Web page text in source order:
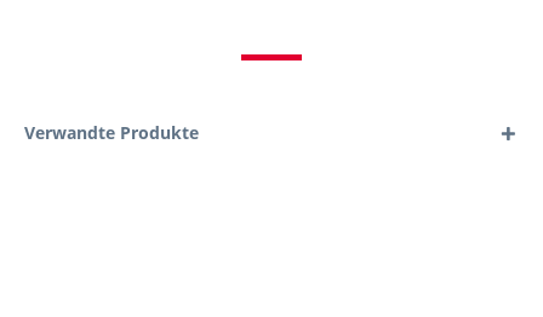
Verwandte Produkte